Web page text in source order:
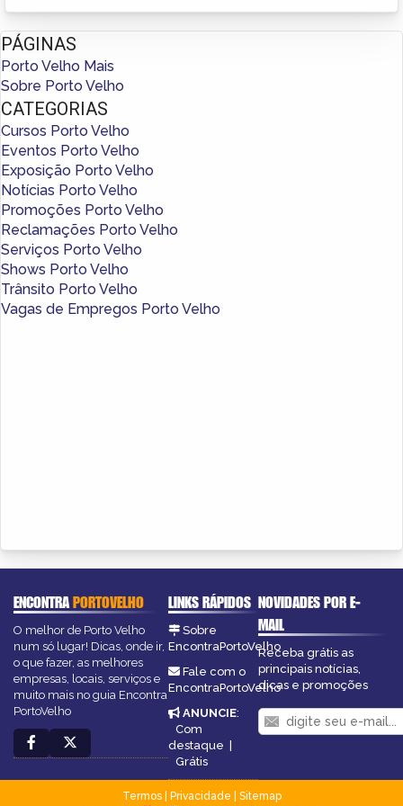
PÁGINAS
Porto Velho Mais
Sobre Porto Velho
CATEGORIAS
Cursos Porto Velho
Eventos Porto Velho
Exposição Porto Velho
Notícias Porto Velho
Promoções Porto Velho
Reclamações Porto Velho
Serviços Porto Velho
Shows Porto Velho
Trânsito Porto Velho
Vagas de Empregos Porto Velho
ENCONTRAPORTOVELHO
O melhor de Porto Velho
num só lugar! Dicas, onde ir,
o que fazer, as melhores
empresas, locais, serviços e
muito mais no guia Encontra
PortoVelho
LINKS RÁPIDOS
Sobre
EncontraPortoVelho
Fale com o
EncontraPortoVelho
ANUNCIE:
Com
destaque
Grátis
NOVIDADES POR E-
MAIL
Receba grátis as
principais notícias,
dicas e promoções
Termos| Privacidade
Sitemap